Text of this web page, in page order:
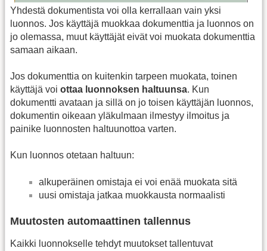
Yhdestä dokumentista voi olla kerrallaan vain yksi
luonnos. Jos käyttäjä muokkaa dokumenttia ja luonnos on
jo olemassa, muut käyttäjät eivät voi muokata dokumenttia
samaan aikaan.
Jos dokumenttia on kuitenkin tarpeen muokata, toinen
käyttäjä voi ottaa luonnoksen haltuunsa. Kun
dokumentti avataan ja sillä on jo toisen käyttäjän luonnos,
dokumentin oikeaan yläkulmaan ilmestyy ilmoitus ja
painike luonnosten haltuunottoa varten.
Kun luonnos otetaan haltuun:
alkuperäinen omistaja ei voi enää muokata sitä
uusi omistaja jatkaa muokkausta normaalisti
Muutosten automaattinen tallennus
Kaikki luonnokselle tehdyt muutokset tallentuvat